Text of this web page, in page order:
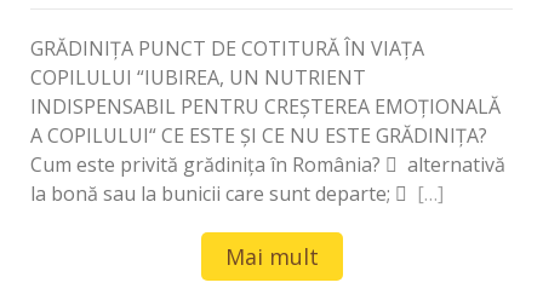
GRĂDINIȚA PUNCT DE COTITURĂ ÎN VIAȚA
COPILULUI “IUBIREA, UN NUTRIENT
INDISPENSABIL PENTRU CREŞTEREA EMOŢIONALĂ
A COPILULUI“ CE ESTE ŞI CE NU ESTE GRĂDINIŢA?
Cum este privită grădiniţa în România?  alternativă
la bonă sau la bunicii care sunt departe;  […]
Mai mult